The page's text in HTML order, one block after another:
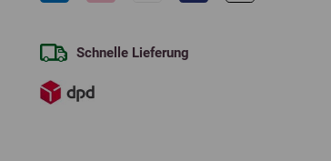
Schnelle Lieferung